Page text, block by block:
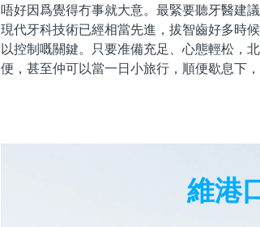
唔好因爲覺得冇事就大意。最緊要聽牙醫建
現代牙科技術已經相當先進，拔智齒好多時
以控制嘅關鍵。只要准備充足、心態輕松，
便，甚至仲可以當一日小旅行，順便歇息下，
維港